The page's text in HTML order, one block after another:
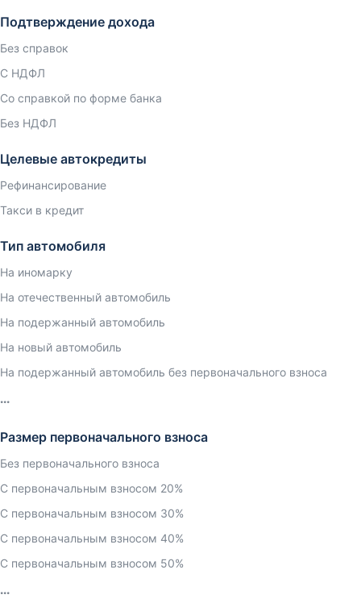
Подтверждение дохода
Без справок
С НДФЛ
Со справкой по форме банка
Без НДФЛ
Целевые автокредиты
Рефинансирование
Такси в кредит
Тип автомобиля
На иномарку
На отечественный автомобиль
На подержанный автомобиль
На новый автомобиль
На подержанный автомобиль без первоначального взноса
Размер первоначального взноса
Без первоначального взноса
С первоначальным взносом 20%
С первоначальным взносом 30%
С первоначальным взносом 40%
С первоначальным взносом 50%